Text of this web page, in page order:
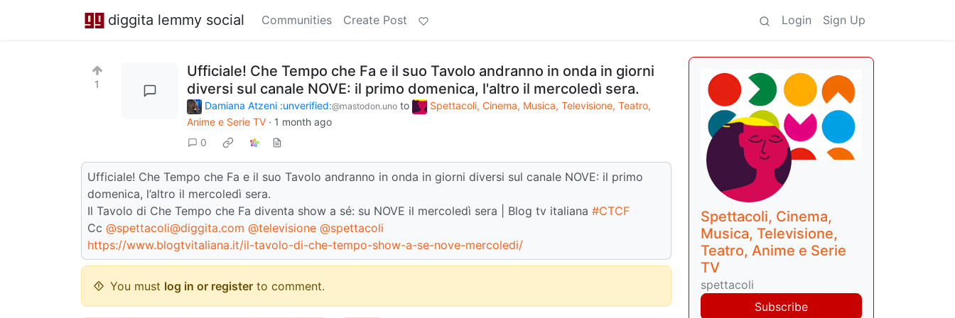
diggita lemmy social Communities Create Post Login Sign Up
1
Ufficiale! Che Tempo che Fa e il suo Tavolo andranno in onda in giorni
diversi sul canale NOVE: il primo domenica, l'altro il mercoledì sera.
Damiana Atzeni :unverified:@mastodon.uno to
Spettacoli, Cinema, Musica, Televisione, Teatro,
Anime e Serie TV · 1 month ago
0
Ufficiale! Che Tempo che Fa e il suo Tavolo andranno in onda in giorni diversi sul canale NOVE: il primo
domenica, l’altro il mercoledì sera.
Il Tavolo di Che Tempo che Fa diventa show a sé: su NOVE il mercoledì sera | Blog tv italiana #CTCF
Cc @spettacoli@diggita.com @televisione @spettacoli
https://www.blogtvitaliana.it/il-tavolo-di-che-tempo-show-a-se-nove-mercoledi/
You must log in or register to comment.
Spettacoli, Cinema,
Musica, Televisione,
Teatro, Anime e Serie
TV
spettacoli
Subscribe